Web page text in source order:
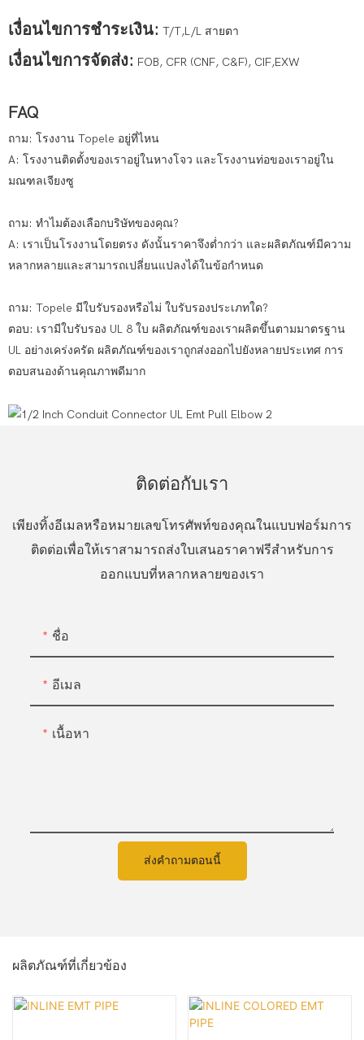
เงื่อนไขการชำระเงิน: T/T,L/L สายตา
เงื่อนไขการจัดส่ง: FOB, CFR (CNF, C&F), CIF,EXW
FAQ
ถาม: โรงงาน Topele อยู่ที่ไหน
A: โรงงานติดตั้งของเราอยู่ในหางโจว และโรงงานท่อของเราอยู่ใน
มณฑลเจียงซู
ถาม: ทำไมต้องเลือกบริษัทของคุณ?
A: เราเป็นโรงงานโดยตรง ดังนั้นราคาจึงต่ำกว่า และผลิตภัณฑ์มีความ
หลากหลายและสามารถเปลี่ยนแปลงได้ในข้อกำหนด
ถาม: Topele มีใบรับรองหรือไม่ ใบรับรองประเภทใด?
ตอบ: เรามีใบรับรอง UL 8 ใบ ผลิตภัณฑ์ของเราผลิตขึ้นตามมาตรฐาน
UL อย่างเคร่งครัด ผลิตภัณฑ์ของเราถูกส่งออกไปยังหลายประเทศ การ
ตอบสนองด้านคุณภาพดีมาก
ติดต่อกับเรา
เพียงทิ้งอีเมลหรือหมายเลขโทรศัพท์ของคุณในแบบฟอร์มการ
ติดต่อเพื่อให้เราสามารถส่งใบเสนอราคาฟรีสำหรับการ
ออกแบบที่หลากหลายของเรา
ชื่อ
อีเมล
เนื้อหา
ส่งคำถามตอนนี้
ผลิตภัณฑ์ที่เกี่ยวข้อง